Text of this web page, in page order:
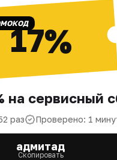
17%
на сервисный
раз Проверено: 1
адмитад
Скопировать